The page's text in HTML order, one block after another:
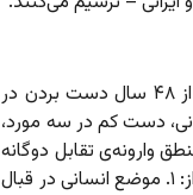
مشاهده‌ی مزبور این است: جمهوری اسلامی پس از ۴۸ سال دست بردن در
دست کم در سه مورد،
وارونه‌ی تقابل دوگانه
با خودش ایجاد کرده است. این سه مورد عبارت‌اند از: ۱. موضع انسانی در قبال